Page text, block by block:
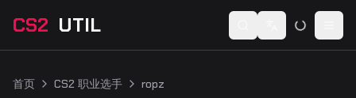
CS2 UTIL Switch language
首页 CS2 职业选手 ropz